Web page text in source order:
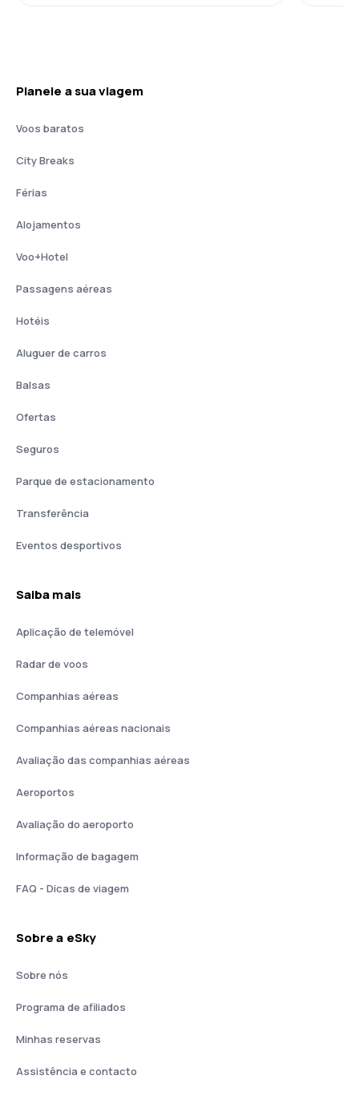
Planeie a sua viagem
Voos baratos
City Breaks
Férias
Alojamentos
Voo+Hotel
Passagens aéreas
Hotéis
Aluguer de carros
Balsas
Ofertas
Seguros
Parque de estacionamento
Transferência
Eventos desportivos
Saiba mais
Aplicação de telemóvel
Radar de voos
Companhias aéreas
Companhias aéreas nacionais
Avaliação das companhias aéreas
Aeroportos
Avaliação do aeroporto
Informação de bagagem
FAQ - Dicas de viagem
Sobre a eSky
Sobre nós
Programa de afiliados
Minhas reservas
Assistência e contacto